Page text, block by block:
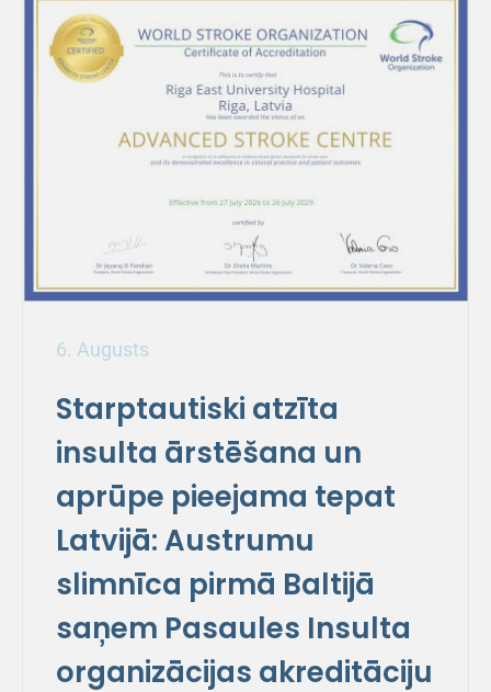
6. Augusts
Starptautiski atzīta
insulta ārstēšana un
aprūpe pieejama tepat
Latvijā: Austrumu
slimnīca pirmā Baltijā
saņem Pasaules Insulta
organizācijas akreditāciju